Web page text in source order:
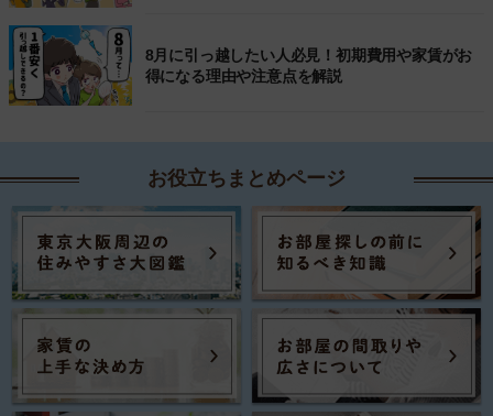
8月に引っ越したい人必見！初期費用や家賃がお
得になる理由や注意点を解説
お役立ちまとめページ